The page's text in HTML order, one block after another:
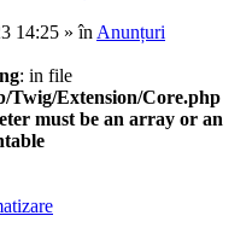
14:25 » în Anunțuri
: in file
Extension/Core.php
must be an array or an